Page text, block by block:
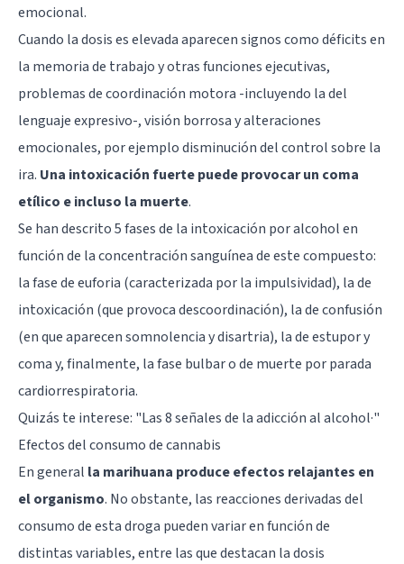
emocional.
Cuando la dosis es elevada aparecen signos como déficits en
la memoria de trabajo y otras funciones ejecutivas,
problemas de coordinación motora -incluyendo la del
lenguaje expresivo-, visión borrosa y alteraciones
emocionales, por ejemplo disminución del control sobre la
ira. Una intoxicación fuerte puede provocar un coma
etílico e incluso la muerte.
Se han descrito 5 fases de la intoxicación por alcohol en
función de la concentración sanguínea de este compuesto:
la fase de euforia (caracterizada por la impulsividad), la de
intoxicación (que provoca descoordinación), la de confusión
(en que aparecen somnolencia y disartria), la de estupor y
coma y, finalmente, la fase bulbar o de muerte por parada
cardiorrespiratoria.
Quizás te interese: "Las 8 señales de la adicción al alcohol·"
Efectos del consumo de cannabis
En general la marihuana produce efectos relajantes en
el organismo. No obstante, las reacciones derivadas del
consumo de esta droga pueden variar en función de
distintas variables, entre las que destacan la dosis